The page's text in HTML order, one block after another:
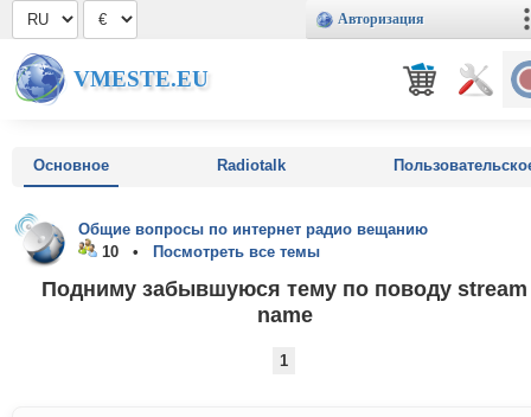
Авторизация
VMESTE.EU
Основное Radiotalk
Общие вопросы по интернет радио вещанию
10 •
Посмотреть все темы
Подниму забывшуюся тему по поводу stream
name
1